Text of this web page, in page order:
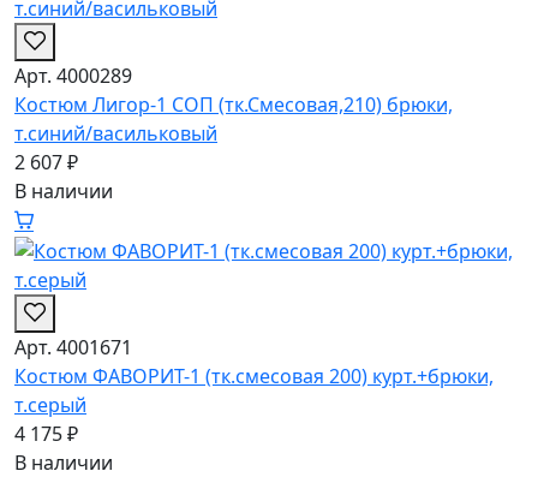
Арт. 4000289
Костюм Лигор-1 СОП (тк.Смесовая,210) брюки,
т.синий/васильковый
2 607 ₽
В наличии
Арт. 4001671
Костюм ФАВОРИТ-1 (тк.смесовая 200) курт.+брюки,
т.серый
4 175 ₽
В наличии